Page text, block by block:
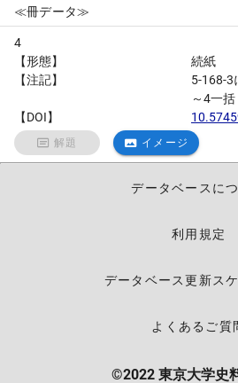
≪冊データ≫
4
【形態】
続紙
【注記】
5-168-3
～4一括
【DOI】
解題 イメージ
データベースに
利用規定
データベース更新ス
よくあるご質
©2022 東京大学史